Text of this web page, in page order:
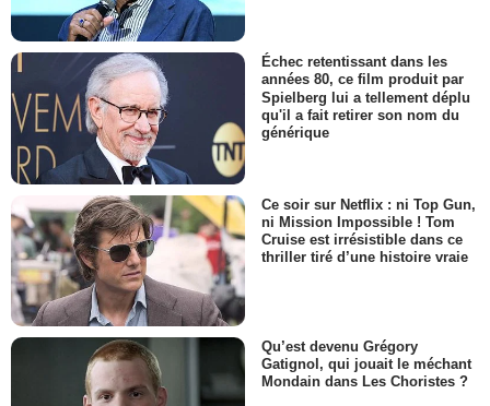
Échec retentissant dans les
années 80, ce film produit par
Spielberg lui a tellement déplu
qu'il a fait retirer son nom du
générique
Ce soir sur Netflix : ni Top Gun,
ni Mission Impossible ! Tom
Cruise est irrésistible dans ce
thriller tiré d’une histoire vraie
Qu’est devenu Grégory
Gatignol, qui jouait le méchant
Mondain dans Les Choristes ?